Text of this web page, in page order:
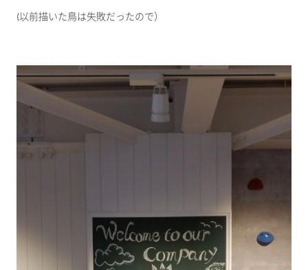
(以前描いた鳥は失敗だったので）